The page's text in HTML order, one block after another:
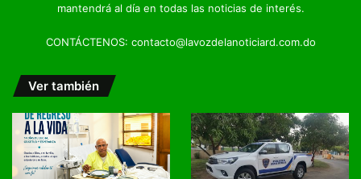
mantendrá al día en todas las noticias de interés.
CONTÁCTENOS: contacto@lavozdelanoticiard.com.do
Ver también